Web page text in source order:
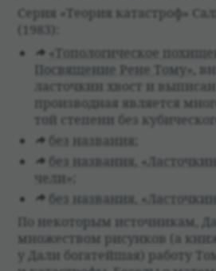
Серия «Тео­рия ката­строф»
(1983):
«Топо­логи­че­ское
Посвяще­ние Рене Тому» ,
ласточ­кин хвост и
про­из­вод­ная явля­ется
той степени без
без назва­ния
без назва­ния,
чели»
без назва­ния,
По неко­то­рым источ­ни­кам,
множе­ством рисун­ков (а
у Дали бога­тейшая) работу